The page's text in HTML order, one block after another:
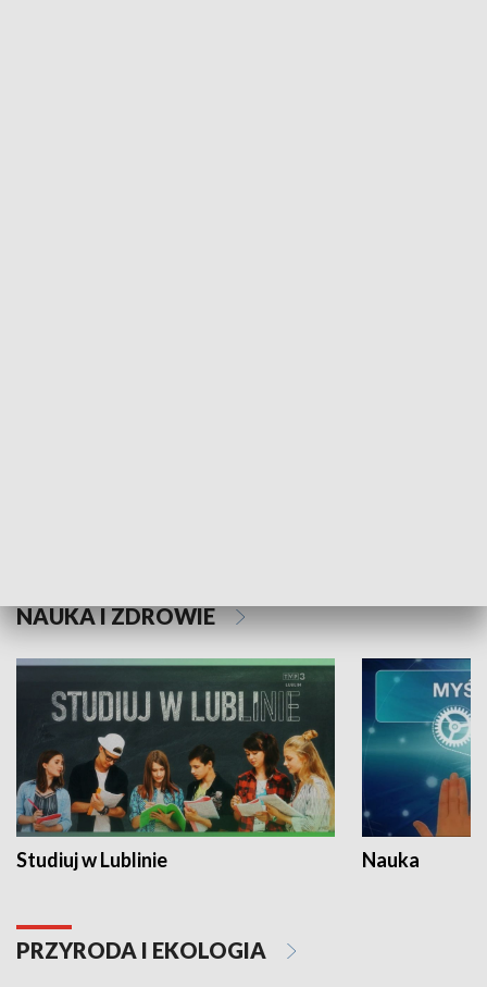
NAUKA I ZDROWIE
Studiuj w Lublinie Nauka
PRZYRODA I EKOLOGIA